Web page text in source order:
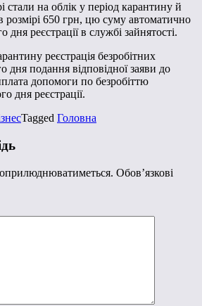
стали на облік у період карантину й
650 грн, цю суму автоматично
дня реєстрації в службі зайнятості.
реєстрація безробітних
дня подання відповідної заяви до
допомоги по безробіттю
дня реєстрації.
Tagged Головна
Обов’язкові